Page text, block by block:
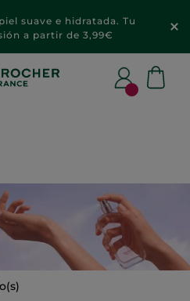
& ACCESORIOS​